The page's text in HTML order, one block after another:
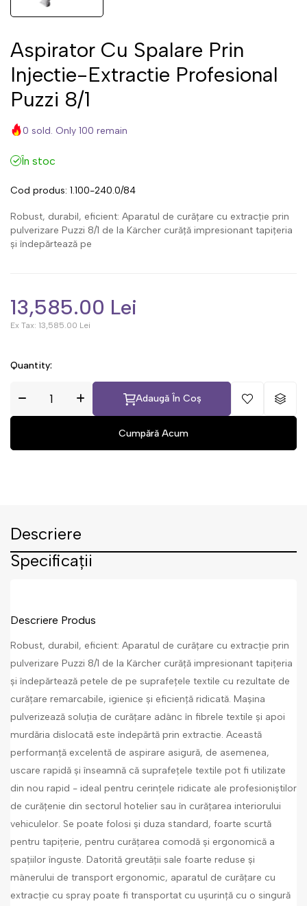
Aspirator Cu Spalare Prin
Injectie-Extractie Profesional
Puzzi 8/1
0 sold. Only 100 remain
În stoc
Cod produs: 1.100-240.0/84
Robust, durabil, eficient: Aparatul de curățare cu extracție prin
pulverizare Puzzi 8/1 de la Kärcher curăță impresionant tapițeria
și îndepărtează pe
13,585.00 Lei
Ex Tax: 13,585.00 Lei
Quantity:
Adaugă În Coș
Descriere
Specificații
Descriere Produs
Robust, durabil, eficient: Aparatul de curățare cu extracție prin
pulverizare Puzzi 8/1 de la Kärcher curăță impresionant tapițeria
și îndepărtează petele de pe suprafețele textile cu rezultate de
curățare remarcabile, igienice și eficiență ridicată. Mașina
pulverizează soluția de curățare adânc în fibrele textile și apoi
murdăria dislocată este îndepărtă prin extractie. Această
performanță excelentă de aspirare asigură, de asemenea,
uscare rapidă și înseamnă că suprafețele textile pot fi utilizate
din nou rapid - ideal pentru cerințele ridicate ale profesioniștilor
de curățenie din sectorul hotelier sau în curățarea interiorului
vehiculelor. Se poate folosi și duza standard, foarte scurtă
pentru tapițerie, pentru curățarea comodă și ergonomică a
spațiilor înguste. Datorită greutății sale foarte reduse și
mânerului de transport ergonomic, aparatul de curățare cu
extracție cu spray poate fi transportat cu ușurință cu o singură